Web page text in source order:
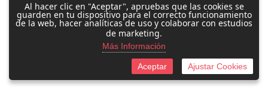
Al hacer clic en "Aceptar", apruebas que las cookies se
guarden en tu dispositivo para el correcto funcionamiento
de la web, hacer analíticas de uso y colaborar con estudios
de marketing.
Más Información
Aceptar Ajustar Cookies